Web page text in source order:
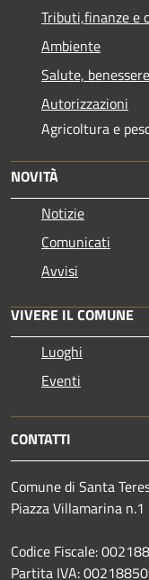
Tributi,finanze e
Ambiente
Salute,
Autorizzazioni
Agricoltura e
NOVITÀ
Notizie
Comunicati
Avvisi
VIVERE IL COMUNE
Luoghi
Eventi
CONTATTI
Comune di Santa
Piazza Villamarina n.1
Codice Fiscale:
Partita IVA: